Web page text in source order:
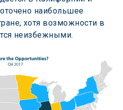
наибольшее
хотя возможности в
неизбежными.